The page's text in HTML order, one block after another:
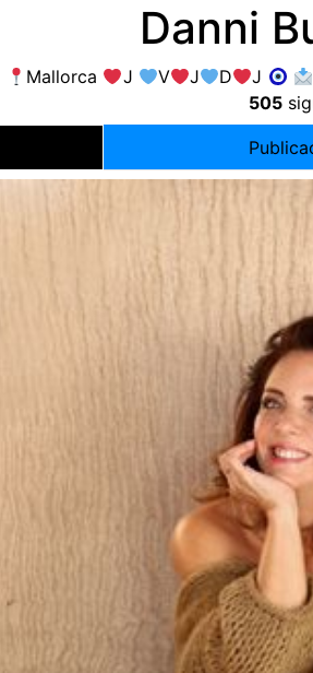
Danni
Mallorca J V J D J
505